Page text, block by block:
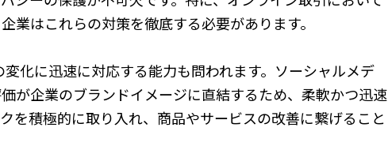
業はこれらの対策を徹底する必要があります。
化に迅速に対応する能力も問われます。ソーシャルメデ
が企業のブランドイメージに直結するため、柔軟かつ迅速
を積極的に取り入れ、商品やサービスの改善に繋げること